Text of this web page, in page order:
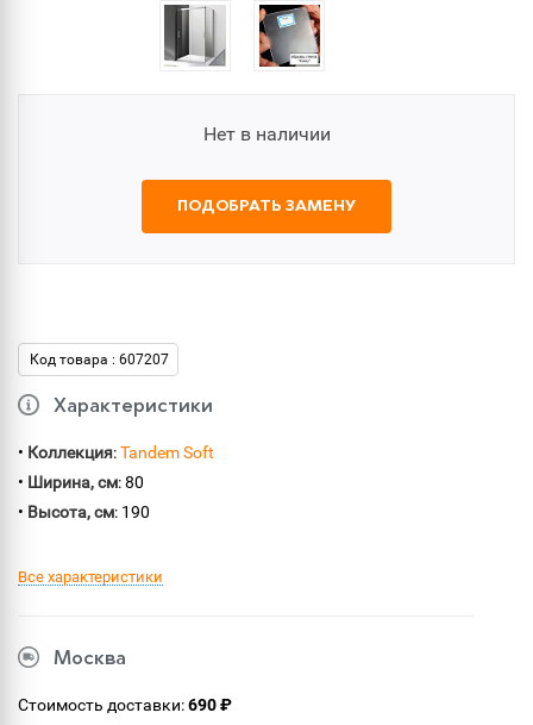
Нет в наличии
ПОДОБРАТЬ ЗАМЕНУ
Код товара : 607207
Характеристики
• Коллекция:Tandem Soft
• Ширина, см: 80
• Высота, см: 190
Все характеристики
Москва
Стоимость доставки:690 ₽